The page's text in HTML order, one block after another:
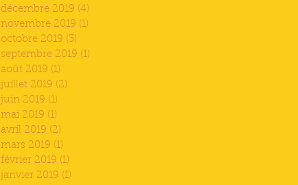
décembre 2019 (4)
novembre 2019 (1)
octobre 2019 (3)
septembre 2019 (1)
août 2019 (1)
juillet 2019 (2)
juin 2019 (1)
mai 2019 (1)
avril 2019 (2)
mars 2019 (1)
février 2019 (1)
janvier 2019 (1)